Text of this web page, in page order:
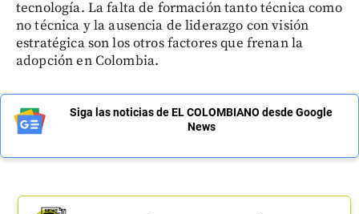
tecnología. La falta de formación tanto técnica como
no técnica y la ausencia de liderazgo con visión
estratégica son los otros factores que frenan la
adopción en Colombia.
Siga las noticias de EL COLOMBIANO desde Google
News